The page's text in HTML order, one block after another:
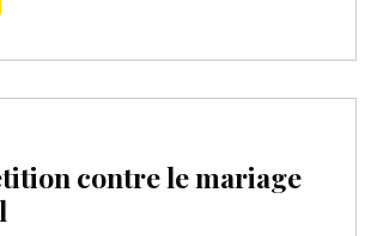
contre le mariage